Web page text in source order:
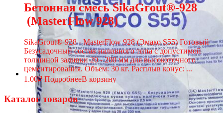
Бетонная смесь SikaGrout®-928
(MasterFlow 928)
SikaGrout®-928 - MasterFlow 928 (Эмако S55) Готовый
Безусадочный состав наливного типа с допустимой
толщиной заливки 20 - 200 мм для высокоточного
цементирования. Объем: 30 кг. Расплыв конус: ...
1.00₽ ПодробнееВ корзину
Каталог товаров